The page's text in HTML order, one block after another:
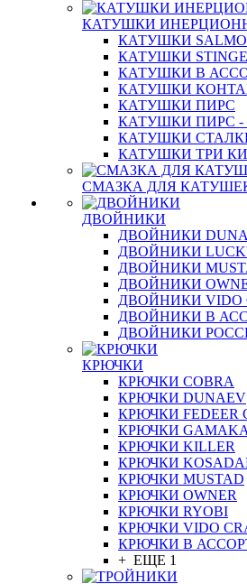
КАТУШКИ
КАТУШКИ SALMO
КАТУШКИ
КАТУШКИ В
КАТУШКИ
КАТУШКИ ПИРС
КАТУШКИ ПИРС -
КАТУШКИ
КАТУШКИ ТРИ
СМАЗКА ДЛЯ
ДВОЙНИКИ
ДВОЙНИКИ
ДВОЙНИКИ
ДВОЙНИКИ
ДВОЙНИКИ
ДВОЙНИКИ VIDO
ДВОЙНИКИ В
ДВОЙНИКИ
КРЮЧКИ
КРЮЧКИ COBRA
КРЮЧКИ DUNAEV
КРЮЧКИ FEDEER
КРЮЧКИ
КРЮЧКИ KILLER
КРЮЧКИ
КРЮЧКИ MUSTAD
КРЮЧКИ OWNER
КРЮЧКИ RYOBI
КРЮЧКИ VIDO
КРЮЧКИ В
+ ЕЩЕ 1